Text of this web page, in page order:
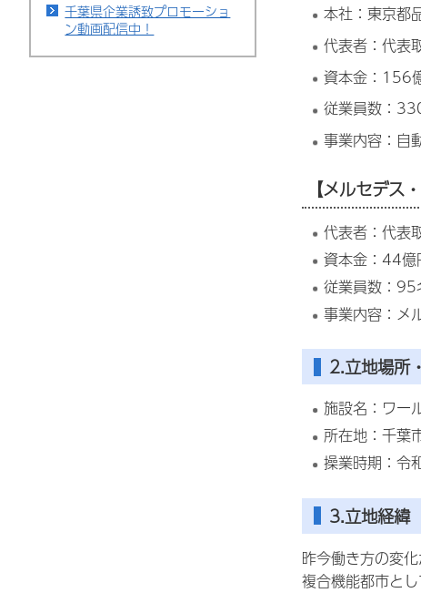
千葉県企業誘致プロモーショ
ン動画配信中！
本社：東京都
代表者：代
資本金：156
従業員数：
事業内容：自
【メルセデス
代表者：代表
資本金：44億
従業員数：95
事業内容：メ
2.立地場所
施設名：ワー
所在地：千葉
操業時期：令
3.立地経緯
昨今働き方の変
複合機能都市と